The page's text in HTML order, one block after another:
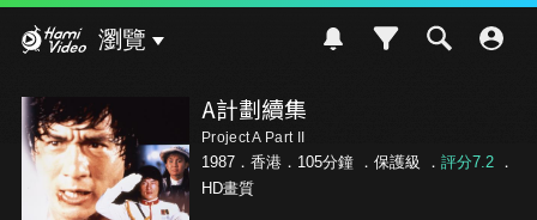
瀏覽
A計劃續集
Project A Part II
1987．香港．105分鐘 ． 保護級 ． 評分7.2．
HD畫質